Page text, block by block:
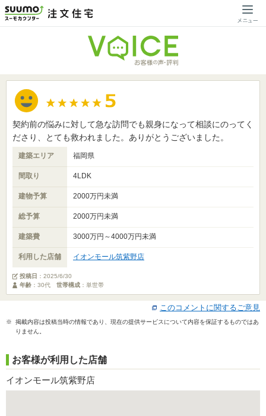
契約前の悩みに対して急な訪問でも親身になって相談にのってく
ださり、とても救われました。ありがとうございました。
建築エリア 福岡県
間取り 4LDK
建物予算 2000万円未満
総予算 2000万円未満
建築費 3000万円～4000万円未満
利用した店舗 イオンモール筑紫野店
投稿日 ： 2025/6/30
年齢 ：30代 世帯構成 ：単世帯
このコメントに関するご意見
※ 掲載内容は投稿当時の情報であり、現在の提供サービスについて内容を保証するものではあ
りません。
お客様が利用した店舗
イオンモール筑紫野店